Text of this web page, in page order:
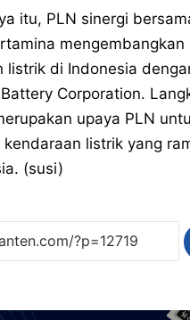
itu, PLN sinergi
mengembangkan
listrik di Indonesia
Corporation.
upaya PLN
listrik yang
(susi)